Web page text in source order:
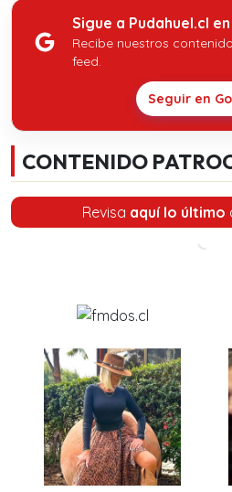
Sigue a Pudahuel.cl
Recibe nuestros
feed.
Seguir en
CONTENIDO
Revisa aquí lo último